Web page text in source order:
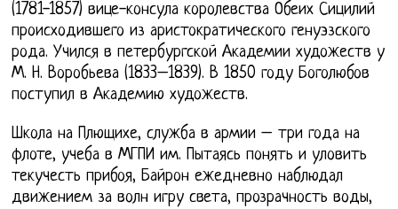
(1781-1857) вице-консула королевства Обеих Сицилий
происходившего из аристократического генуэзского
рода. Учился в петербургской Академии художеств у
М. Н. Воробьева (1833–1839). В 1850 году Боголюбов
поступил в Академию художеств.
Школа на Плющихе, служба в армии – три года на
флоте, учеба в МГПИ им. Пытаясь понять и уловить
текучесть прибоя, Байрон ежедневно наблюдал
движением за волн игру света, прозрачность воды,